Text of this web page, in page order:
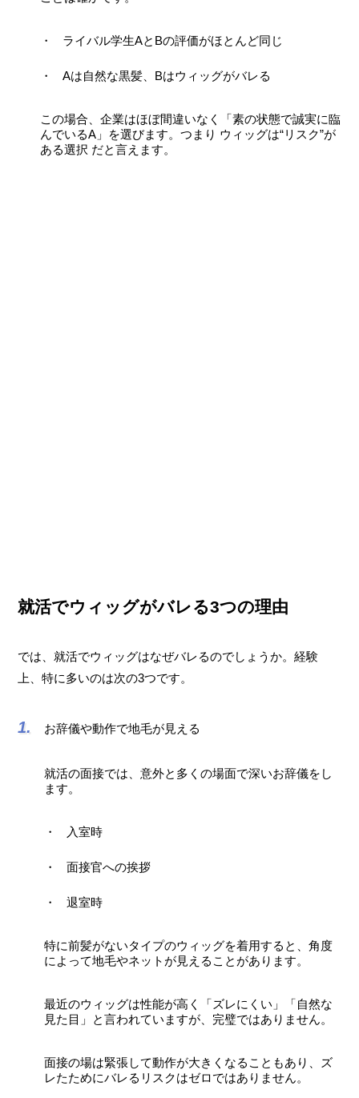
ライバル学生AとBの評価がほとんど同じ
Aは自然な黒髪、Bはウィッグがバレる
この場合、企業はほぼ間違いなく「素の状態で誠実に臨
んでいるA」を選びます。つまり ウィッグは“リスク”が
ある選択 だと言えます。
就活でウィッグがバレる3つの理由
では、就活でウィッグはなぜバレるのでしょうか。経験
上、特に多いのは次の3つです。
お辞儀や動作で地毛が見える
就活の面接では、意外と多くの場面で深いお辞儀をし
ます。
入室時
面接官への挨拶
退室時
特に前髪がないタイプのウィッグを着用すると、角度
によって地毛やネットが見えることがあります。
最近のウィッグは性能が高く「ズレにくい」「自然な
見た目」と言われていますが、完璧ではありません。
面接の場は緊張して動作が大きくなることもあり、ズ
レたためにバレるリスクはゼロではありません。